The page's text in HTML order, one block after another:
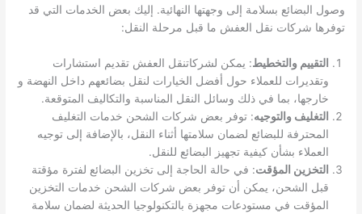
وصول البضائع بسلامة إلى وجهتها النهائية. إليك بعض الخدمات التي قد
توفرها شركات نقل العفش ما قبل مرحلة النقل:
التقييم والتخطيط: يمكن لشركاتنقل العفش تقديم استشارات
وتقديرات للعملاء حول أفضل الخيارات لنقل بضائعهم داخل النهضة و
خارجها، بما في ذلك وسائل النقل المناسبة والتكاليف المتوقعة.
التغليف والتوجيه: توفر بعض شركات الشحن خدمات التغليف
المحترفة للبضائع لضمان سلامتها أثناء النقل، بالإضافة إلى توجيه
العملاء بشأن كيفية تجهيز البضائع للنقل.
التخزين المؤقت: في حالة الحاجة إلى تخزين البضائع لفترة مؤقتة
قبل الشحن، يمكن أن توفر بعض شركات الشحن خدمات التخزين
المؤقت في مستودعات مجهزة بالتكنولوجيا الحديثة لضمان سلامة